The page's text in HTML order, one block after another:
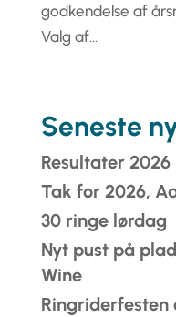
godkendelse af
Valg af...
Seneste
Resultater 2026
Tak for 2026,
30 ringe lørdag
Nyt pust på
Wine
Ringriderfesten